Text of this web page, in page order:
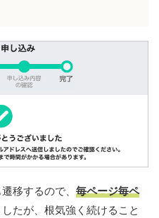
移するので、 毎ページ毎ペ
たが、根気強く続けること